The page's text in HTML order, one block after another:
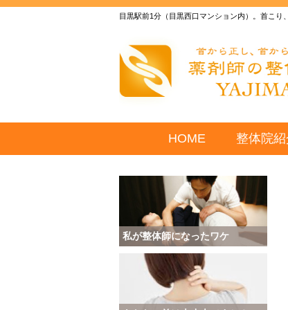
目黒駅前1分（目黒西口マンション内）。首こり
HOME 整体院紹
私が整体師になったワケ